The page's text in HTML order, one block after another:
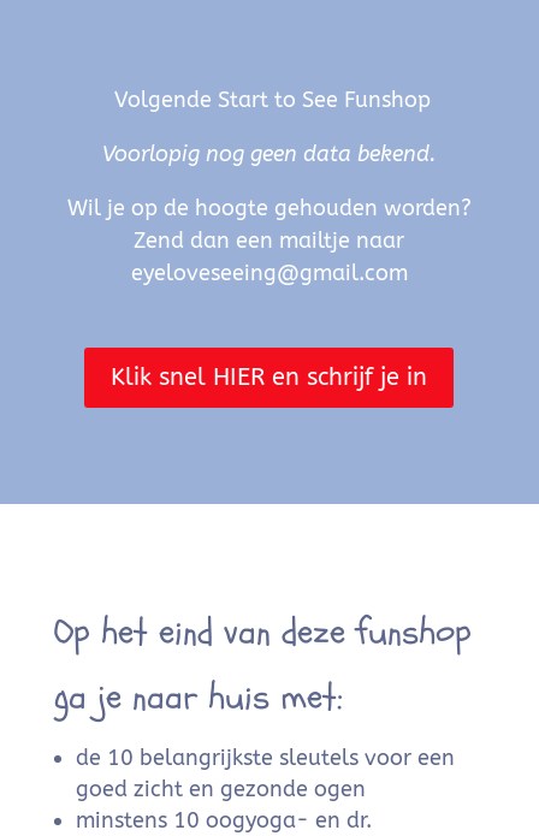
Volgende Start to See Funshop
Voorlopig nog geen data bekend.
Wil je op de hoogte gehouden worden?
Zend dan een mailtje naar
eyeloveseeing@gmail.com
Klik snel HIER en schrijf je in
Op het eind van deze funshop
ga je naar huis met:
de 10 belangrijkste sleutels voor een
goed zicht en gezonde ogen
minstens 10 oogyoga- en dr.